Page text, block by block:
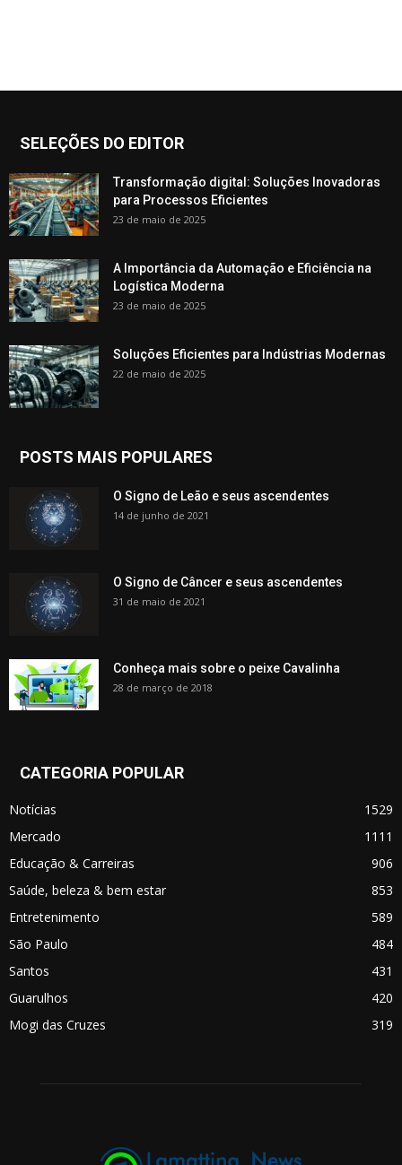
SELEÇÕES DO EDITOR
Transformação digital: Soluções Inovadoras
para Processos Eficientes
23 de maio de 2025
A Importância da Automação e Eficiência na
Logística Moderna
23 de maio de 2025
Soluções Eficientes para Indústrias Modernas
22 de maio de 2025
POSTS MAIS POPULARES
O Signo de Leão e seus ascendentes
14 de junho de 2021
O Signo de Câncer e seus ascendentes
31 de maio de 2021
Conheça mais sobre o peixe Cavalinha
28 de março de 2018
CATEGORIA POPULAR
Notícias
1529
Mercado
1111
Educação & Carreiras
906
Saúde, beleza & bem estar
853
Entretenimento
589
São Paulo
484
Santos
431
Guarulhos
420
Mogi das Cruzes
319